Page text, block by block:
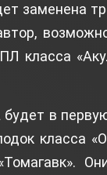
заменена
класса
в
класса